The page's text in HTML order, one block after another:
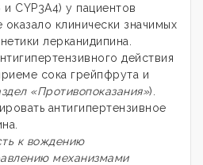
CYP3A4) у пациентов
клинически значимых
лерканидипина.
действия
сока грейпфрута и
«Противопоказания»).
антигипертензивное
к вождению
механизмами